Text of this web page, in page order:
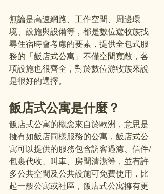
無論是高速網路、工作空間、周邊環
境、設施與設備等，都是數位遊牧族找
尋住宿時會考慮的要素，提供全包式服
務的「飯店式公寓」不僅空間寬敞，各
項設施也很齊全，對於數位游牧族來說
是很好的選擇。
飯店式公寓是什麼？
飯店式公寓的概念來自於歐洲，意思是
擁有如飯店同樣服務的公寓，飯店式公
寓可以提供的服務包含訪客過濾、信件/
包裹代收、叫車、房間清潔等，並有許
多公共空間及公共設施可免費使用，比
起一般公寓或社區，飯店式公寓擁有更